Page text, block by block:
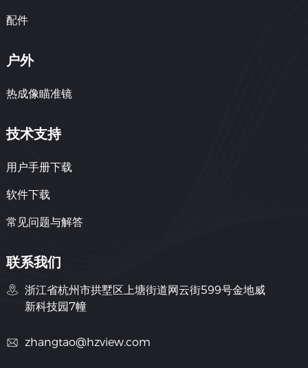
配件
户外
热成像瞄准镜
技术支持
用户手册下载
软件下载
常见问题与解答
联系我们
浙江省杭州市拱墅区上塘街道网云街599号金地威
新科技园7幢
zhangtao@hzview.com